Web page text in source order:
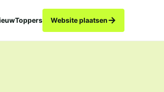
Toppers Website plaatsen→